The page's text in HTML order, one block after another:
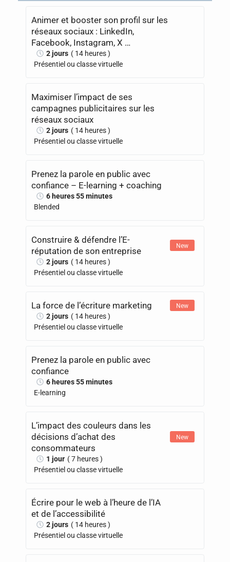
Animer et booster son profil sur les
réseaux sociaux : LinkedIn,
Facebook, Instagram, X …
2 jours ( 14 heures )
Présentiel ou classe virtuelle
Maximiser l’impact de ses
campagnes publicitaires sur les
réseaux sociaux
2 jours ( 14 heures )
Présentiel ou classe virtuelle
Prenez la parole en public avec
confiance – E-learning + coaching
6 heures 55 minutes
Blended
Construire & défendre l’E-
réputation de son entreprise
New
2 jours ( 14 heures )
Présentiel ou classe virtuelle
La force de l’écriture marketing New
2 jours ( 14 heures )
Présentiel ou classe virtuelle
Prenez la parole en public avec
confiance
6 heures 55 minutes
E-learning
L’impact des couleurs dans les
décisions d’achat des
consommateurs
New
1 jour ( 7 heures )
Présentiel ou classe virtuelle
Écrire pour le web à l’heure de l’IA
et de l’accessibilité
2 jours ( 14 heures )
Présentiel ou classe virtuelle